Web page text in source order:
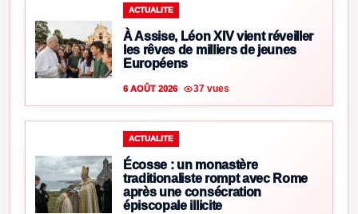
ACTUALITE
À Assise, Léon XIV vient réveiller
les rêves de milliers de jeunes
Européens
6 AOÛT 2026 37 vues
ACTUALITE
Écosse : un monastère
traditionaliste rompt avec Rome
après une consécration
épiscopale illicite